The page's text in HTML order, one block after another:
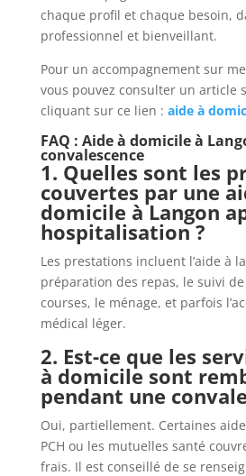
chaque profil et chaque besoin,
professionnel et bienveillant.
Pour un accompagnement sur
vous pouvez consulter un article
cliquant sur ce lien : aide à
FAQ : Aide à domicile à
convalescence
1. Quelles sont les
couvertes par une
domicile à Langon
hospitalisation ?
Les prestations incluent l’aide à
préparation des repas, le suivi
courses, le ménage, et parfois
médical léger.
2. Est-ce que les
à domicile sont
pendant une
Oui, partiellement. Certaines
PCH ou les mutuelles santé
frais. Il est conseillé de se